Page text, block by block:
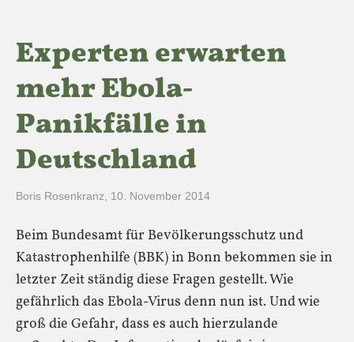
Experten erwarten
mehr Ebola-
Panikfälle in
Deutschland
Boris Rosenkranz 10. November 2014
Beim Bundesamt für Bevölkerungsschutz und
Katastrophenhilfe (BBK) in Bonn bekommen sie in
letzter Zeit ständig diese Fragen gestellt. Wie
gefährlich das Ebola-Virus denn nun ist. Und wie
groß die Gefahr, dass es auch hierzulande